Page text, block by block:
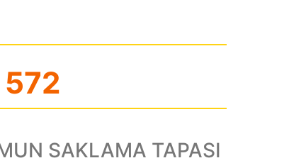
572
SAKLAMA TAPASI